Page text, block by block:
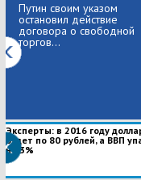
Путин своим указом
остановил действие
договора о свободной
торгов...
Эксперты: в 2016 году
будет по 80 рублей, а ВВП
на 3%